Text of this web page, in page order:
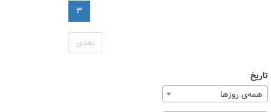
۳
بعدی
تاریخ
همه‌ی روزها